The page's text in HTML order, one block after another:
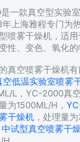
一款真空型实验室
上海雅程专门为
喷雾干燥机，适
性、变色、氧化的
真空喷雾干燥机有
低温实验室喷雾
L，YC-2000真
为1500ML/H，
干燥机 ，处理量
试型真空喷雾干